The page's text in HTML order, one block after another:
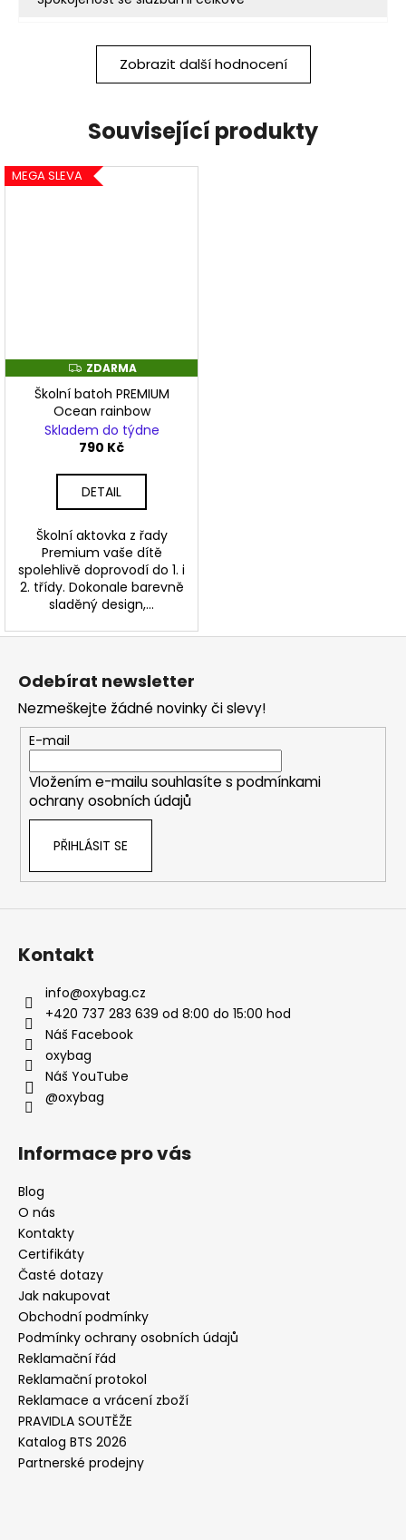
Zobrazit další hodnocení
Související produkty
MEGA SLEVA
Z
D
A
M
A
ZDARMA
Školní batoh PREMIUM
Ocean rainbow
Skladem do týdne
790 Kč
DETAIL
Školní aktovka z řady
Premium vaše dítě
spolehlivě doprovodí do 1. i
2. třídy. Dokonale barevně
sladěný design,...
Z
Odebírat newsletter
Nezmeškejte žádné novinky či slevy!
E-mail
Vložením e-mailu souhlasíte s podmínkami
ochrany osobních údajů
PŘIHLÁSIT SE
Kontakt
info@oxybag.cz
+420 737 283 639 od 8:00 do 15:00 hod
Náš Facebook
oxybag
Náš YouTube
@oxybag
Informace pro vás
Blog
O nás
Kontakty
Certifikáty
Časté dotazy
Jak nakupovat
Obchodní podmínky
Podmínky ochrany osobních údajů
Reklamační řád
Reklamační protokol
Reklamace a vrácení zboží
PRAVIDLA SOUTĚŽE
Katalog BTS 2026
Partnerské prodejny